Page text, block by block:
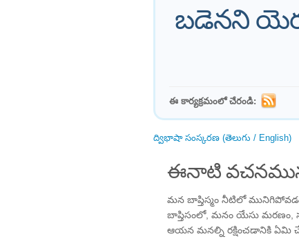
బడెనని
ఈ కార్యక్రమంలో చేరండి:
ద్విభాషా సంస్కరణ (తెలుగు / English)
ఈనాటి
మన బాప్తిస్మం నీటిలో మునిగిపోవడం
బాప్తిసంలో, మనం యేసు మరణం,
ఆయన మనల్ని రక్షించడానికి ఏమి